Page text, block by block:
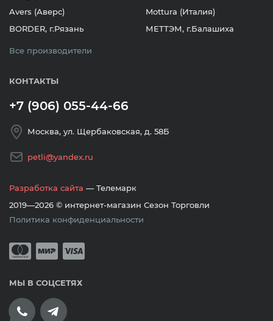
Avers (Аверс)
BORDER, г.Рязань
Mottura (Италия)
МЕТТЭМ, г.Балашиха
Все производители
КОНТАКТЫ
+7 (906) 055-44-66
Москва, ул. Щербаковская, д. 58Б
petli@yandex.ru
Разработка сайта — Телемарк
2019—2026 © интернет-магазин Сезон Торговли
Политика конфиденциальности
Принимается оплата банковскими
МЫ В СОЦСЕТЯХ